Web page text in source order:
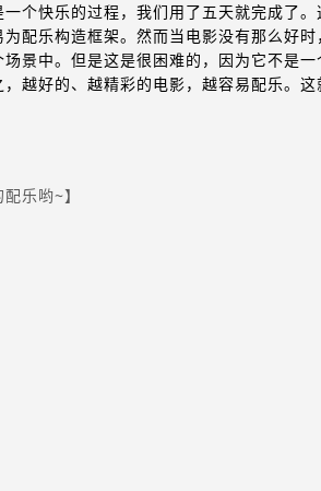
个快乐的过程，我们用了五天就完成了。
配乐构造框架。然而当电影没有那么好时
景中。但是这是很困难的，因为它不是一
越好的、越精彩的电影，越容易配乐。这
乐哟~】